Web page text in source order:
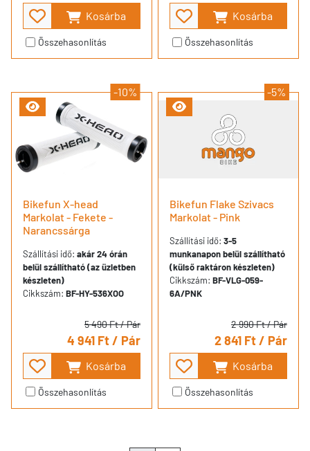
Kosárba
Összehasonlítás
Kosárba
Összehasonlítás
-10%
Bikefun X-head
Markolat - Fekete -
Narancssárga
Szállítási idő: akár 24 órán
belül szállítható (az üzletben
készleten)
Cikkszám: BF-HY-536XOO
5 490 Ft/ Pár
4 941 Ft/ Pár
Kosárba
Összehasonlítás
-5%
Bikefun Flake Szivacs
Markolat - Pink
Szállítási idő: 3-5
munkanapon belül szállítható
(külső raktáron készleten)
Cikkszám: BF-VLG-059-
6A/PNK
2 990 Ft/ Pár
2 841 Ft/ Pár
Kosárba
Összehasonlítás